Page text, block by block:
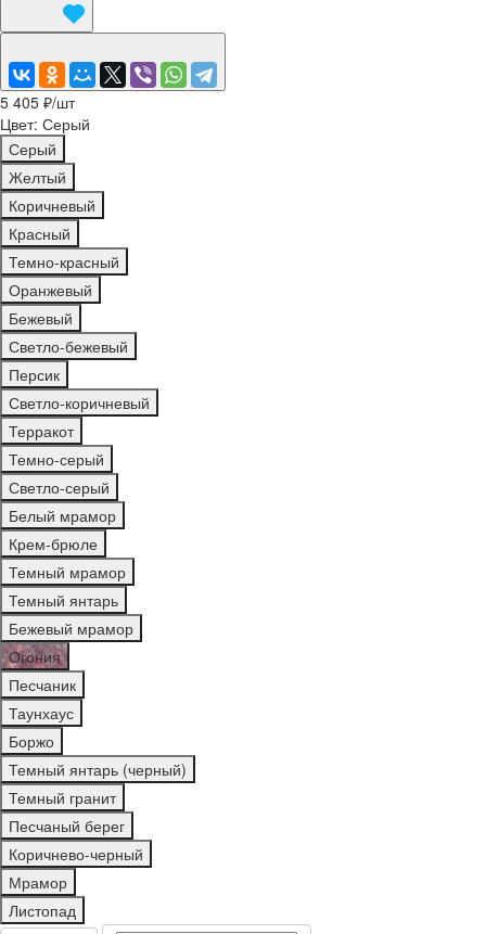
5 405 ₽/шт
Цвет: Серый
Серый
Желтый
Коричневый
Красный
Темно-красный
Оранжевый
Бежевый
Светло-бежевый
Персик
Светло-коричневый
Терракот
Темно-серый
Светло-серый
Белый мрамор
Крем-брюле
Темный мрамор
Темный янтарь
Бежевый мрамор
Огония
Песчаник
Таунхаус
Боржо
Темный янтарь (черный)
Темный гранит
Песчаный берег
Коричнево-черный
Мрамор
Листопад